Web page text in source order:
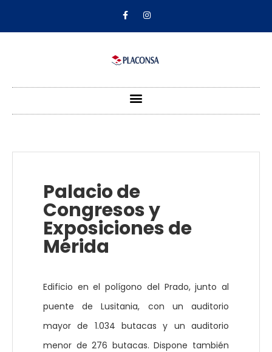
Palacio de
Congresos y
Exposiciones de
Mérida
Edificio en el polígono del Prado, junto al
puente de Lusitania, con un auditorio
mayor de 1.034 butacas y un auditorio
menor de 276 butacas. Dispone también